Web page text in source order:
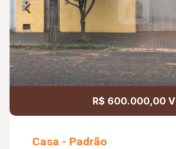
R$ 600.000,00 V
Casa - Padrão